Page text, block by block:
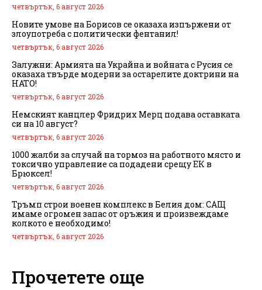
четвъртък, 6 август 2026
Новите умове на Борисов се оказаха изпържени от
злоупотреба с политически фентанил!
четвъртък, 6 август 2026
Залужни: Армията на Украйна и войната с Русия се
оказаха твърде модерни за остарелите доктрини на
НАТО!
четвъртък, 6 август 2026
Немският канцлер Фридрих Мерц подава оставката
си на 10 август?
четвъртък, 6 август 2026
1000 жалби за случай на тормоз на работното място и
токсично управление са подадени срещу ЕК в
Брюксел!
четвъртък, 6 август 2026
Тръмп строи военен комплекс в Белия дом: САЩ
имаме огромен запас от оръжия и произвеждаме
колкото е необходимо!
четвъртък, 6 август 2026
Прочетете още